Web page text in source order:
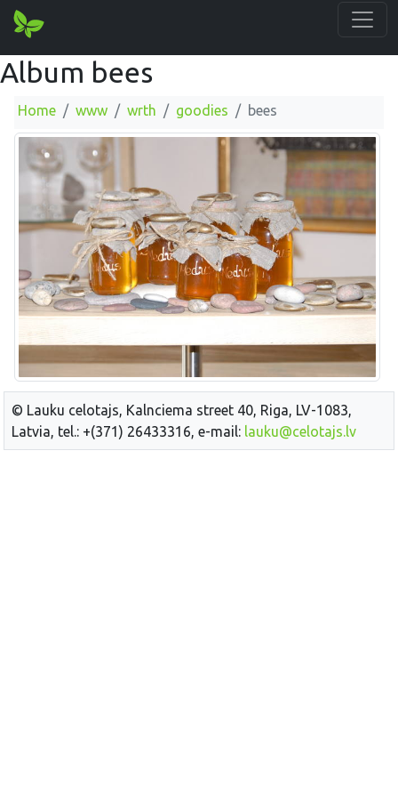
Album bees
Home www wrth goodies bees
© Lauku celotajs, Kalnciema street 40, Riga, LV-1083,
Latvia, tel.: +(371) 26433316, e-mail: lauku@celotajs.lv